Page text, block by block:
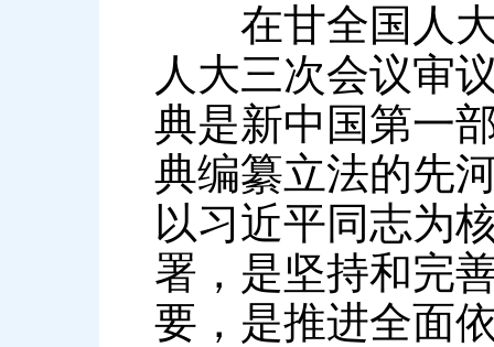
在甘全国人大
人大三次会议审
典是新中国第一
典编纂立法的先
以习近平同志为
署，是坚持和完
要，是推进全面